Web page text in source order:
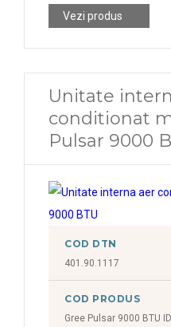
Vezi produs
Unitate
conditionat
Pulsar 9000
COD DTN
401.90.1117
COD PRODUS
Gree Pulsar 9000 BTU